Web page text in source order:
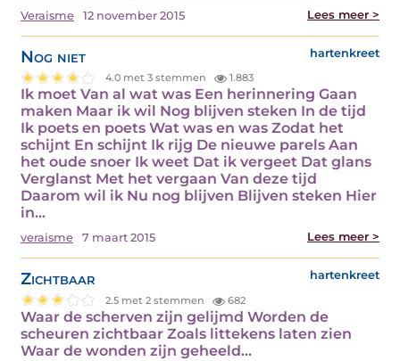
Veraisme 12 november 2015 Lees meer >
Nog niet hartenkreet
4.0 met 3 stemmen 1.883
Ik moet Van al wat was Een herinnering Gaan
maken Maar ik wil Nog blijven steken In de tijd
Ik poets en poets Wat was en was Zodat het
schijnt En schijnt Ik rijg De nieuwe parels Aan
het oude snoer Ik weet Dat ik vergeet Dat glans
Verglanst Met het vergaan Van deze tijd
Daarom wil ik Nu nog blijven Blijven steken Hier
in…
veraisme 7 maart 2015 Lees meer >
Zichtbaar hartenkreet
2.5 met 2 stemmen 682
Waar de scherven zijn gelijmd Worden de
scheuren zichtbaar Zoals littekens laten zien
Waar de wonden zijn geheeld…